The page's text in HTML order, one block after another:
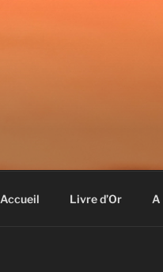
Accueil Livre d’Or A